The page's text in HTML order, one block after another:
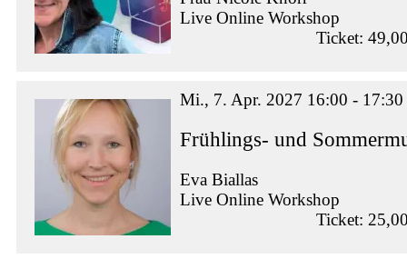
Live Online Workshop
Ticket:
Mi., 7. Apr. 2027 16:00 - 17:30
Frühlings- und
Eva Biallas
Live Online Workshop
Ticket: